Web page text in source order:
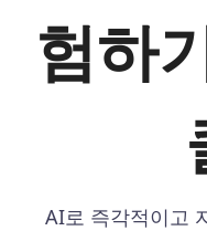
험하
AI로 즉각적이고